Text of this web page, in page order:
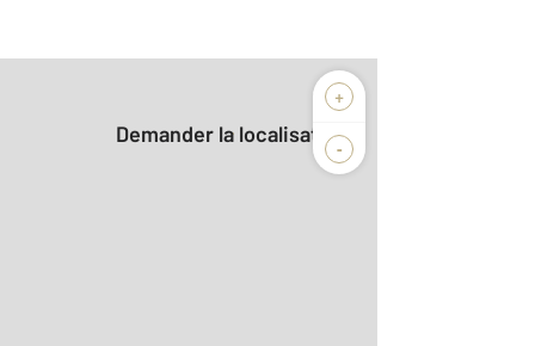
+
-
Demander la localisation